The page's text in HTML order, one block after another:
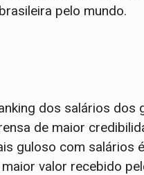
pelo mundo.
dos salários
de maior
guloso com salários
valor recebido